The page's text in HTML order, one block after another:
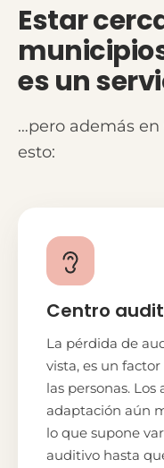
Estar
es un
…pero además
esto:
Centro
La pérdida de
vista, es un
las personas.
adaptación aún
lo que supone
auditivo hasta